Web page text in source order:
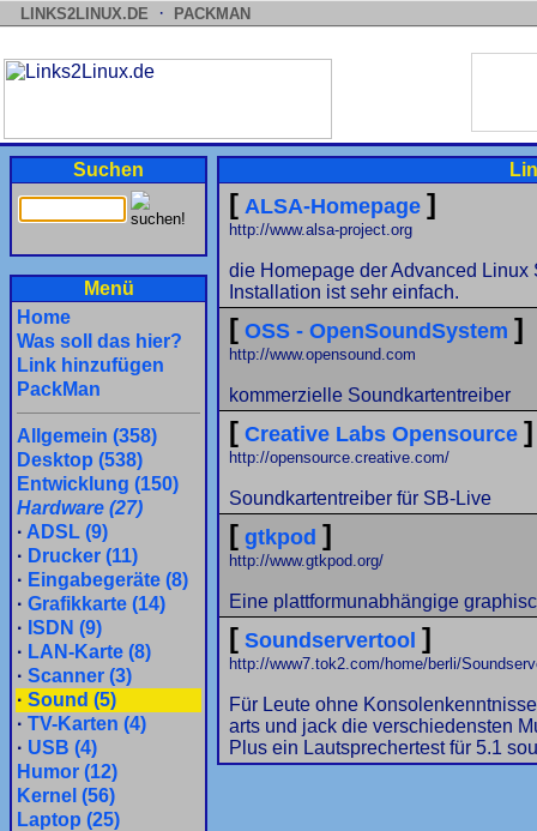
LINKS2LINUX.DE · PACKMAN
Suchen
Menü
Home
Was soll das hier?
Link hinzufügen
PackMan
Allgemein (358)
Desktop (538)
Entwicklung (150)
Hardware (27)
· ADSL (9)
· Drucker (11)
· Eingabegeräte (8)
· Grafikkarte (14)
· ISDN (9)
· LAN-Karte (8)
· Scanner (3)
· Sound (5)
· TV-Karten (4)
· USB (4)
Humor (12)
Kernel (56)
Laptop (25)
[ ALSA-Homepage ]
http://www.alsa-project.org
die Homepage der Advanced Linux
Installation ist sehr einfach.
[ OSS - OpenSoundSystem ]
http://www.opensound.com
kommerzielle Soundkartentreiber
[ Creative Labs Opensource ]
http://opensource.creative.com/
Soundkartentreiber für SB-Live
[ gtkpod ]
http://www.gtkpod.org/
Eine plattformunabhängige
[ Soundservertool ]
http://www7.tok2.com/home/berli/
Für Leute ohne
arts und jack die verschiedensten
Plus ein Lautsprechertest für 5.1